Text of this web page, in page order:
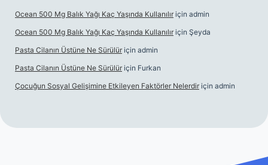
Ocean 500 Mg Balık Yağı Kaç Yaşında Kullanılır için admin
Ocean 500 Mg Balık Yağı Kaç Yaşında Kullanılır için Şeyda
Pasta Cilanın Üstüne Ne Sürülür için admin
Pasta Cilanın Üstüne Ne Sürülür için Furkan
Çocuğun Sosyal Gelişimine Etkileyen Faktörler Nelerdir için admin